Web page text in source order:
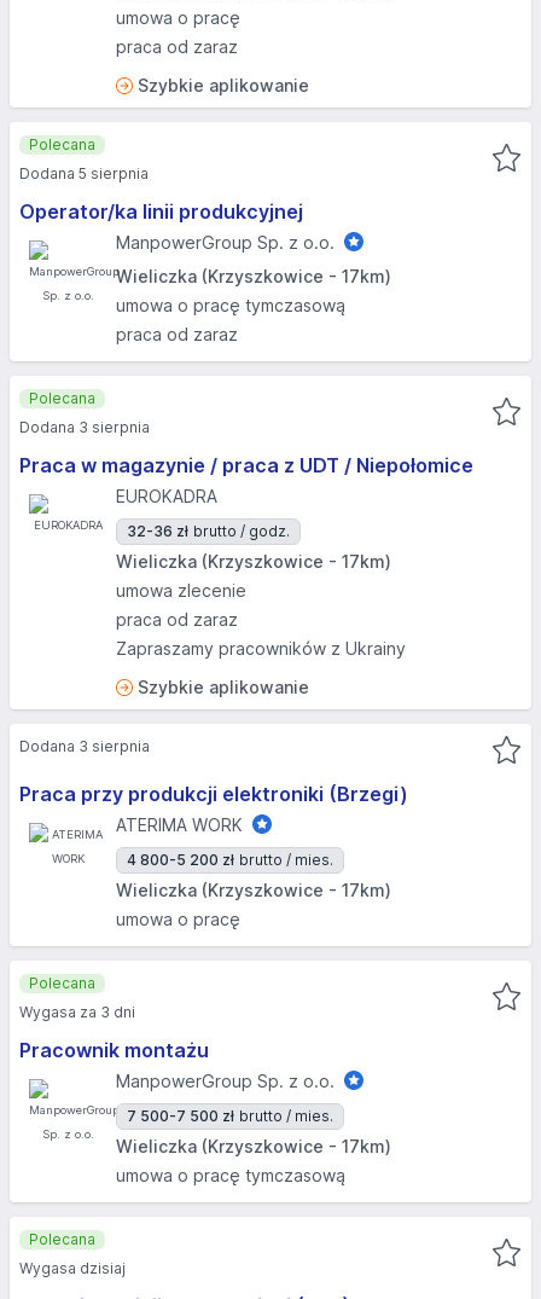
umowa o pracę
praca od zaraz
Szybkie aplikowanie
Operator/ka linii produkcyjnej
ManpowerGroup Sp. z o.o.
Wieliczka (Krzyszkowice - 17km)
umowa o pracę tymczasową
praca od zaraz
Polecana
Dodana 5 sierpnia
Praca w magazynie / praca z UDT / Niepołomice
EUROKADRA
32-36 zł brutto / godz.
Wieliczka (Krzyszkowice - 17km)
umowa zlecenie
praca od zaraz
Zapraszamy pracowników z Ukrainy
Szybkie aplikowanie
Polecana
Dodana 3 sierpnia
Praca przy produkcji elektroniki (Brzegi)
ATERIMA WORK
4 800-5 200 zł brutto / mies.
Wieliczka (Krzyszkowice - 17km)
umowa o pracę
Dodana 3 sierpnia
Pracownik montażu
ManpowerGroup Sp. z o.o.
7 500-7 500 zł brutto / mies.
Wieliczka (Krzyszkowice - 17km)
umowa o pracę tymczasową
Polecana
Wygasa za 3 dni
Polecana
Wygasa dzisiaj